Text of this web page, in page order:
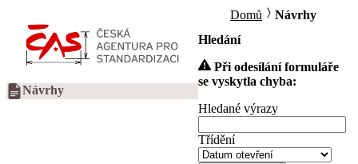
Návrhy
Domů
Návrhy
Hledání
Při odesílání formuláře
se vyskytla chyba:
Hledané výrazy
Třídění